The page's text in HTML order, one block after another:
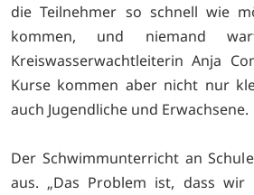
die Teilnehmer so schnell wie
kommen, und niemand
Kreiswasserwachtleiterin Anja
Kurse kommen aber nicht nur
auch Jugendliche und Erwachsene.
Der Schwimmunterricht an
aus. „Das Problem ist, dass wir